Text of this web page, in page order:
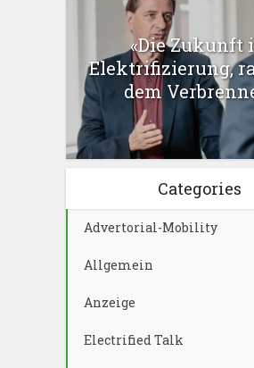
«Die Zukunft
Elektrifizierung,
dem
Categories
Advertorial-Mobility
Allgemein
Anzeige
Electrified Talk